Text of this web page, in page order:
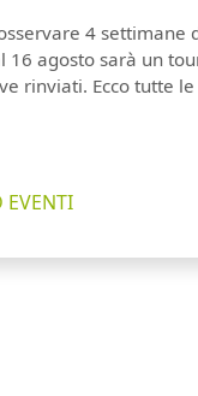
4 settimane
16 agosto sarà un
rinviati. Ecco tutte
EVENTI